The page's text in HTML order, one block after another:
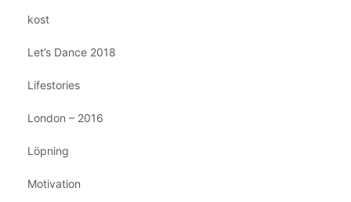
kost
Let’s Dance 2018
Lifestories
London – 2016
Löpning
Motivation